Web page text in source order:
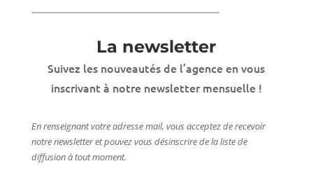
La newsletter
Suivez les nouveautés de l’agence en vous
inscrivant à notre newsletter mensuelle !
En renseignant votre adresse mail, vous acceptez de recevoir
notre newsletter et pouvez vous désinscrire de la liste de
diffusion à tout moment.